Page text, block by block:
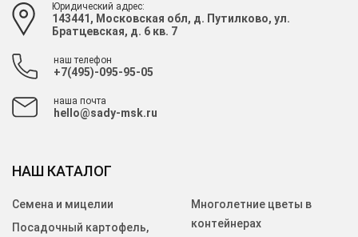
Юридический адрес:
143441, Московская обл, д. Путилково, ул.
Братцевская, д. 6 кв. 7
наш телефон
+7(495)-095-95-05
наша почта
hello@sady-msk.ru
НАШ КАТАЛОГ
Семена и мицелии
Посадочный картофель,
Многолетние цветы в
контейнерах